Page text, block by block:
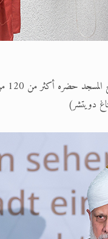
دويتشر)